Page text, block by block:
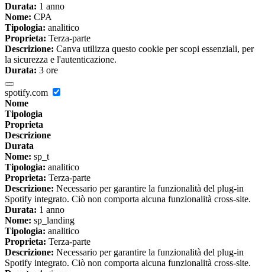
Durata: 1 anno
Nome: CPA
Tipologia: analitico
Proprieta: Terza-parte
Descrizione: Canva utilizza questo cookie per scopi essenziali, per
la sicurezza e l'autenticazione.
Durata: 3 ore
spotify.com
Nome
Tipologia
Proprieta
Descrizione
Durata
Nome: sp_t
Tipologia: analitico
Proprieta: Terza-parte
Descrizione: Necessario per garantire la funzionalità del plug-in
Spotify integrato. Ciò non comporta alcuna funzionalità cross-site.
Durata: 1 anno
Nome: sp_landing
Tipologia: analitico
Proprieta: Terza-parte
Descrizione: Necessario per garantire la funzionalità del plug-in
Spotify integrato. Ciò non comporta alcuna funzionalità cross-site.